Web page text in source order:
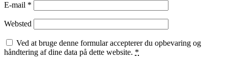
E-mail *
Websted
Ved at bruge denne formular accepterer du opbevaring og
håndtering af dine data på dette website. *